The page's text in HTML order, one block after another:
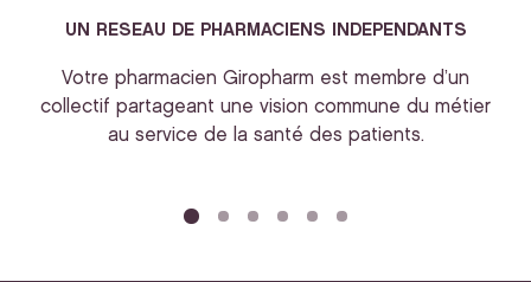
UN RESEAU DE PHARMACIENS INDEPENDANTS
Votre pharmacien Giropharm est membre d’un
collectif partageant une vision commune du métier
au service de la santé des patients.